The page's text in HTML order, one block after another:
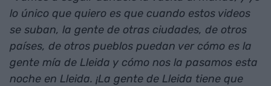
lo único que quiero es que cuando estos videos
se suban, la gente de otras ciudades, de otros
países, de otros pueblos puedan ver cómo es la
gente mía de Lleida y cómo nos la pasamos esta
noche en Lleida. ¡La gente de Lleida tiene que